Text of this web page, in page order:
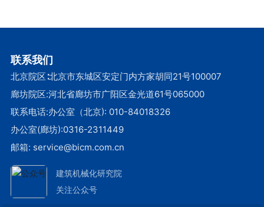
联系我们
北京院区∶北京市东城区安定门内方家胡同21号100007
廊坊院区:河北省廊坊市广阳区金光道61号065000
联系电话:办公室（北京): 010-84018326
办公室(廊坊):0316-2311449
邮箱: service@bicm.com.cn
建筑机械化研究院
关注公众号